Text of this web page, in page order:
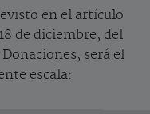
en el artículo
de diciembre, del
será el
escala: